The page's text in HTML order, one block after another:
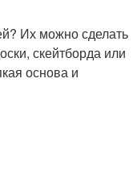
Их можно сделать
скейтборда или
основа и